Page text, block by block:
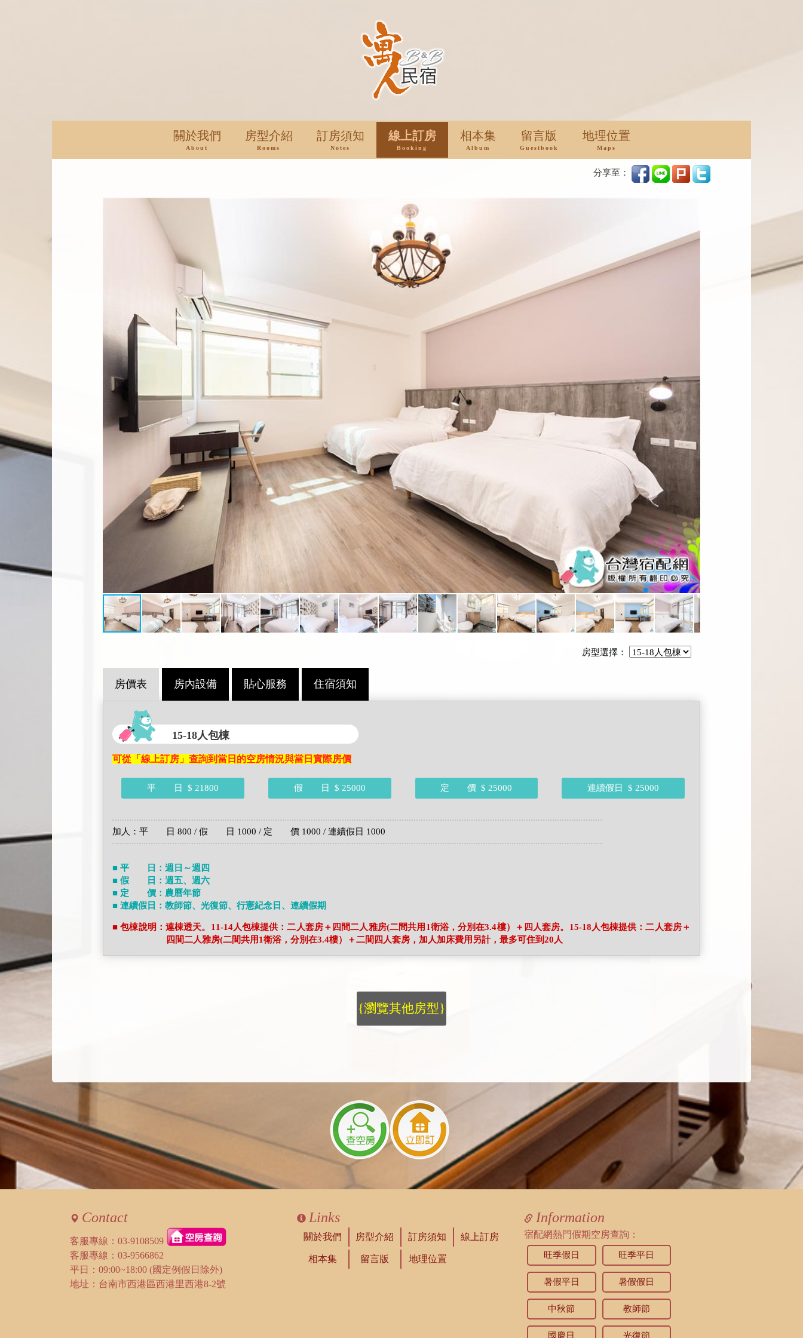
關於我們
About
房型介紹
Rooms
訂房須知
Notes
線上訂房
Booking
相本集
Album
留言版
Guestbook
地理位置
Maps
分享至：
房型選擇：
房價表 房內設備 貼心服務 住宿須知
15-18人包棟
可從「線上訂房」查詢到當日的空房情況與當日實際房價
平 日 $ 21800 假 日 $ 25000 定 價 $ 25000 連續假日 $ 25000
加人：平 日 800 / 假 日 1000 / 定 價 1000 / 連續假日 1000
■ 平 日：週日～週四
■ 假 日：週五、週六
■ 定 價：農曆年節
■ 連續假日：教師節、光復節、行憲紀念日、連續假期
■ 包棟說明：連棟透天。11-14人包棟提供：二人套房＋四間二人雅房(二間共用1衛浴，分別在3.4樓）＋四人套房。15-18人包棟提供：二人套房＋
四間二人雅房(二間共用1衛浴，分別在3.4樓）＋二間四人套房，加人加床費用另計，最多可住到20人
{瀏覽其他房型}
Contact
客服專線： 03-9108509
客服專線： 03-9566862
平日：09:00~18:00 (國定例假日除外)
地址：台南市西港區西港里西港8-2號
Links
關於我們 房型介紹 訂房須知 線上訂房
相本集 留言版 地理位置
Information
宿配網熱門假期空房查詢：
旺季假日 旺季平日
暑假平日 暑假假日
中秋節 教師節
國慶日 光復節